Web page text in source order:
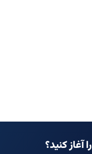
را آغاز کنید؟